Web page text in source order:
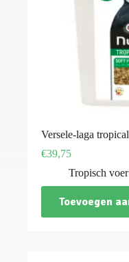
Versele-laga
€39,75
Tropisch voer
Toevoegen